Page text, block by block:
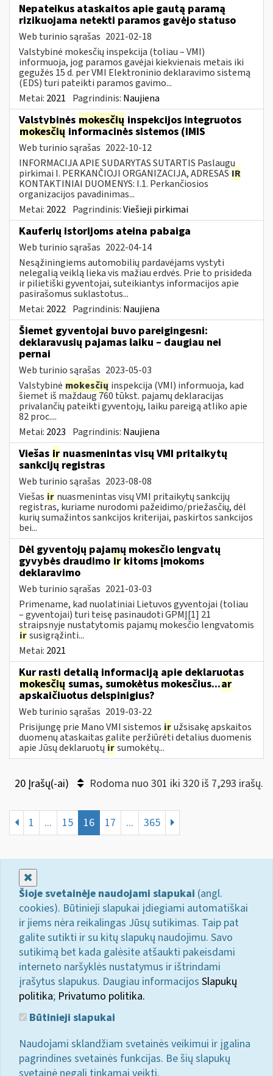
Nepateikus ataskaitos apie gautą paramą
rizikuojama netekti paramos gavėjo statuso
Web turinio sąrašas 2021-02-18
Valstybinė mokesčių inspekcija (toliau – VMI)
informuoja, jog paramos gavėjai kiekvienais metais iki
gegužės 15 d. per VMI Elektroninio deklaravimo sistemą
(EDS) turi pateikti paramos gavimo...
Metai: 2021 Pagrindinis: Naujiena
Valstybinės mokesčių inspekcijos integruotos
mokesčių informacinės sistemos (IMIS
Web turinio sąrašas 2022-10-12
INFORMACIJA APIE SUDARYTAS SUTARTIS Paslaugų
pirkimai I. PERKANČIOJI ORGANIZACIJA, ADRESAS IR
KONTAKTINIAI DUOMENYS: I.1. Perkančiosios
organizacijos pavadinimas...
Metai: 2022 Pagrindinis:Viešieji pirkimai
Kauferių istorijoms ateina pabaiga
Web turinio sąrašas 2022-04-14
Nesąžiningiems automobilių pardavėjams vystyti
nelegalią veiklą lieka vis mažiau erdvės. Prie to prisideda
ir pilietiški gyventojai, suteikiantys informacijos apie
pasirašomus suklastotus...
Metai: 2022 Pagrindinis: Naujiena
Šiemet gyventojai buvo pareigingesni:
deklaravusių pajamas laiku – daugiau nei
pernai
Web turinio sąrašas 2023-05-03
Valstybinė mokesčių inspekcija (VMI) informuoja, kad
šiemet iš maždaug 760 tūkst. pajamų deklaracijas
privalančių pateikti gyventojų, laiku pareigą atliko apie
82 proc....
Metai: 2023 Pagrindinis: Naujiena
Viešas ir nuasmenintas visų VMI pritaikytų
sankcijų registras
Web turinio sąrašas 2023-08-08
Viešas ir nuasmenintas visų VMI pritaikytų sankcijų
registras, kuriame nurodomi pažeidimo/priežasčių, dėl
kurių sumažintos sankcijos kriterijai, paskirtos sankcijos
bei...
Dėl gyventojų pajamų mokesčio lengvatų
gyvybės draudimo ir kitoms įmokoms
deklaravimo
Web turinio sąrašas 2021-03-03
Primename, kad nuolatiniai Lietuvos gyventojai (toliau
– gyventojai) turi teisę pasinaudoti GPMĮ[1] 21
straipsnyje nustatytomis pajamų mokesčio lengvatomis
irsusigrąžinti...
Metai: 2021
Kur rasti detalią informaciją apie deklaruotas
mokesčių sumas, sumokėtus mokesčius...ar
apskaičiuotus delspinigius?
Web turinio sąrašas 2019-03-22
Prisijungę prie Mano VMI sistemos iružsisakę apskaitos
duomenų ataskaitas galite peržiūrėti detalius duomenis
apie Jūsų deklaruotų irsumokėtų...
20 Įrašų(-ai) Rodoma nuo 301 iki 320 iš 7,293 irašų.
1 ... 15 16 17 ... 365
Šioje svetainėje naudojami slapukai (angl.
cookies). Būtinieji slapukai įdiegiami automatiškai
ir jiems nėra reikalingas Jūsų sutikimas. Taip pat
galite sutikti ir su kitų slapukų naudojimu. Savo
sutikimą bet kada galėsite atšaukti pakeisdami
interneto naršyklės nustatymus ir ištrindami
įrašytus slapukus. Daugiau informacijos Slapukų
politika; Privatumo politika.
Būtinieji slapukai
Naudojami sklandžiam svetainės veikimui ir įgalina
pagrindines svetainės funkcijas. Be šių slapukų